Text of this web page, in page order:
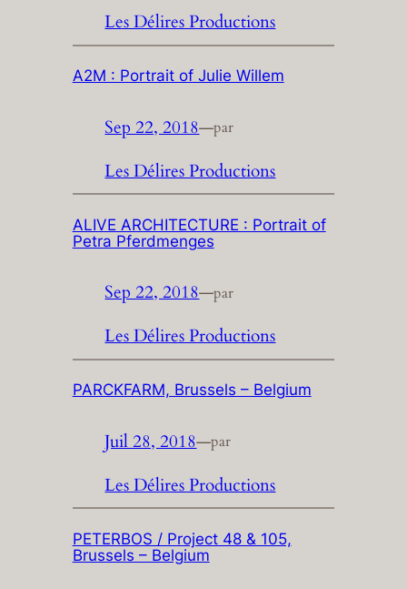
Les Délires Productions
A2M : Portrait of Julie Willem
Sep 22, 2018—par
Les Délires Productions
ALIVE ARCHITECTURE : Portrait of
Petra Pferdmenges
Sep 22, 2018—par
Les Délires Productions
PARCKFARM, Brussels – Belgium
Juil 28, 2018—par
Les Délires Productions
PETERBOS / Project 48 & 105,
Brussels – Belgium